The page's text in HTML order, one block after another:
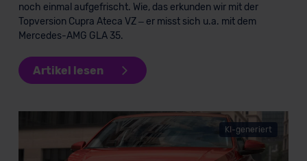
noch einmal aufgefrischt. Wie, das erkunden wir mit der
Topversion Cupra Ateca VZ – er misst sich u.a. mit dem
Mercedes-AMG GLA 35.
Artikel lesen
KI-generiert